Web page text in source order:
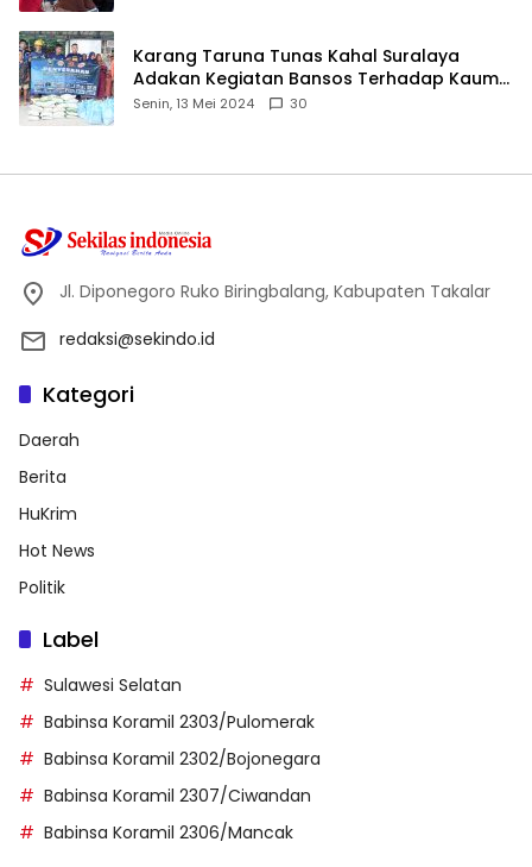
Karang Taruna Tunas Kahal Suralaya
Adakan Kegiatan Bansos Terhadap Kaum
Dhuafa dan Anak Yatim-Piatu
Senin, 13 Mei 2024 30
Jl. Diponegoro Ruko Biringbalang, Kabupaten Takalar
redaksi@sekindo.id
Kategori
Daerah
Berita
HuKrim
Hot News
Politik
Label
Sulawesi Selatan
Babinsa Koramil 2303/Pulomerak
Babinsa Koramil 2302/Bojonegara
Babinsa Koramil 2307/Ciwandan
Babinsa Koramil 2306/Mancak